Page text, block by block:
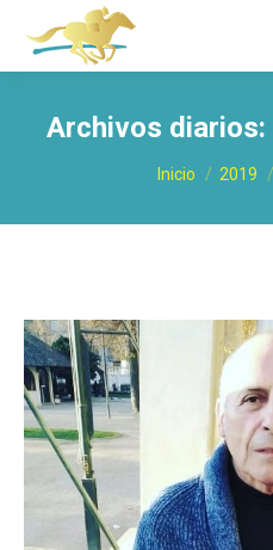
Archivos diarios:
Estás aquí:
Inicio 2019